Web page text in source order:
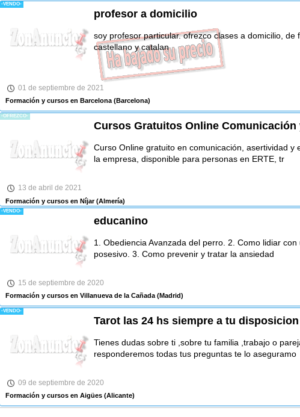
-VENDO-
profesor a domicilio
soy profesor particular. ofrezco clases a domicilio, de
castellano y catalan
01 de septiembre de 2021
Formación y cursos en Barcelona(Barcelona)
-OFREZCO-
Cursos Gratuitos Online Comunicación
Curso Online gratuito en comunicación, asertividad y
la empresa, disponible para personas en ERTE, tr
13 de abril de 2021
Formación y cursos en Níjar(Almería)
-VENDO-
educanino
1. Obediencia Avanzada del perro. 2. Como lidiar
posesivo. 3. Como prevenir y tratar la ansiedad
15 de septiembre de 2020
Formación y cursos en Villanueva de la Cañada(Madrid)
-VENDO-
Tarot las 24 hs siempre a tu disposicion
Tienes dudas sobre ti ,sobre tu familia ,trabajo o
responderemos todas tus preguntas te lo aseguramo
09 de septiembre de 2020
Formación y cursos en Aigües(Alicante)